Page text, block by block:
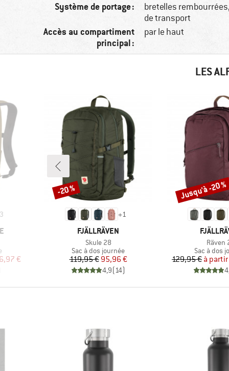
Système de portage :
bretelles
de transport
Accès au compartiment
principal :
par le haut
LES
3
€
+1
MARQUE
FJÄLLRÄVEN
Article
Skule 28
Product group
Sac à dos journée
Prix
119,95 €Prix réduit
95,96 €
4,9(14)
Remise
-20 %
MARQUE
Article
Räven
Product
Sac à dos
129,95 € à
Remise
Jusqu'à -20 %